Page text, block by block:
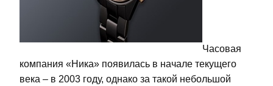
Часовая
компания «Ника» появилась в начале текущего
века – в 2003 году, однако за такой небольшой